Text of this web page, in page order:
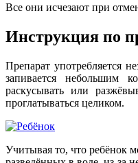
Все они исчезают при
Инструкция по
Препарат употребляется
запивается небольшим
раскусывать или
проглатываться целиком.
Учитывая то, что ребёнок